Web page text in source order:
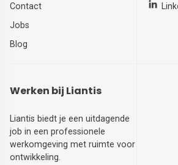
Contact
Jobs
Blog
Werken bij Liantis
Liantis biedt je een uitdagende
job in een professionele
werkomgeving met ruimte voor
ontwikkeling.